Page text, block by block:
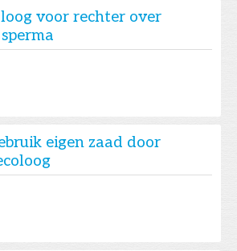
voor rechter over
eigen zaad door